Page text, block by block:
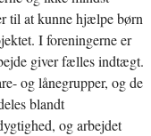
til at kunne hjælpe børn
I foreningerne er
giver fælles indtægt.
og lånegrupper, og de
blandt
og arbejdet